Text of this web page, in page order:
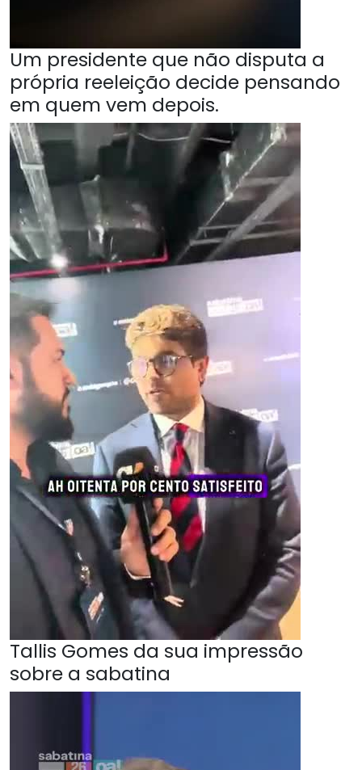
Um presidente que não disputa a
própria reeleição decide pensando
em quem vem depois.
Tallis Gomes da sua impressão
sobre a sabatina